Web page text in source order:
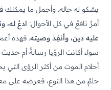
يشكو له حاله. وأجمل ما يمكنك
أمرٌ نافعٌ في كل الأحوال: ادعُ له،
عليه دين، وأنفِذ وصيته. فهذه
سواء أكانت الرؤيا رسالةً أم
أحلام الموت من أكثر الرؤى التي
حلمٌ من هذا النوع، فعرضه على